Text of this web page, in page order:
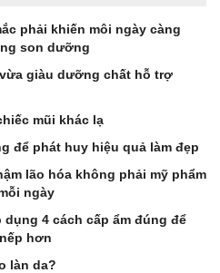
phải khiến môi ngày càng
son dưỡng
giàu dưỡng chất hỗ trợ
mũi khác lạ
để phát huy hiệu quả làm đẹp
lão hóa không phải mỹ phẩm
ngày
4 cách cấp ẩm đúng để
hơn
làn da?